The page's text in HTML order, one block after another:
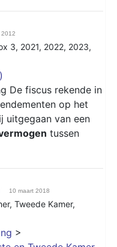
2012
3, 2021, 2022, 2023,
De fiscus rekende in
op het
uitgegaan van een
tussen
10 maart 2018
, Tweede Kamer,
>